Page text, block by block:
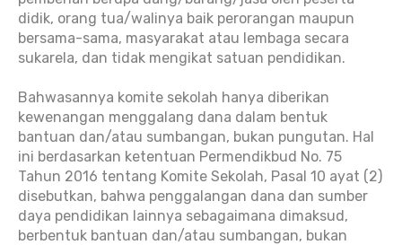
didik, orang tua/walinya baik perorangan maupun
bersama-sama, masyarakat atau lembaga secara
sukarela, dan tidak mengikat satuan pendidikan.
Bahwasannya komite sekolah hanya diberikan
kewenangan menggalang dana dalam bentuk
bantuan dan/atau sumbangan, bukan pungutan. Hal
ini berdasarkan ketentuan Permendikbud No. 75
Tahun 2016 tentang Komite Sekolah, Pasal 10 ayat (2)
disebutkan, bahwa penggalangan dana dan sumber
daya pendidikan lainnya sebagaimana dimaksud,
berbentuk bantuan dan/atau sumbangan, bukan